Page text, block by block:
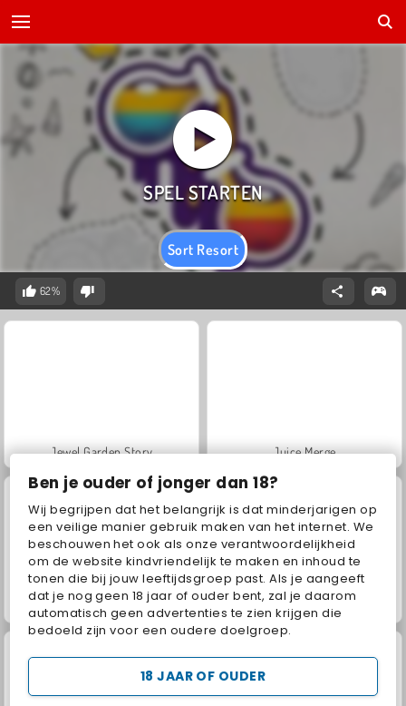
Ben je ouder of jonger dan 18?
Wij begrijpen dat het belangrijk is dat minderjarigen op
een veilige manier gebruik maken van het internet. We
beschouwen het ook als onze verantwoordelijkheid
om de website kindvriendelijk te maken en inhoud te
tonen die bij jouw leeftijdsgroep past. Als je aangeeft
dat je nog geen 18 jaar of ouder bent, zal je daarom
automatisch geen advertenties te zien krijgen die
bedoeld zijn voor een oudere doelgroep.
18 JAAR OF OUDER
Sort Resort
62%
Jewel Garden Story Juice Merge
Grand Mahjong Connect Trollface Quest: USA 2